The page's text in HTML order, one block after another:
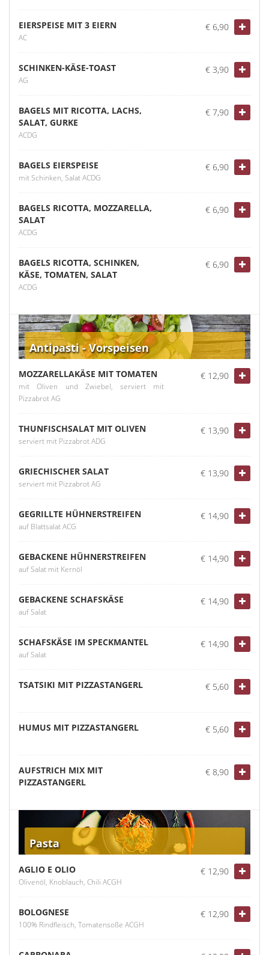
EIERSPEISE MIT 3 EIERN
AC
€ 6,90
SCHINKEN-KÄSE-TOAST
AG
€ 3,90
BAGELS MIT RICOTTA, LACHS,
SALAT, GURKE
ACDG
€ 7,90
BAGELS EIERSPEISE
mit Schinken, Salat ACDG
€ 6,90
BAGELS RICOTTA, MOZZARELLA,
SALAT
ACDG
€ 6,90
BAGELS RICOTTA, SCHINKEN,
KÄSE, TOMATEN, SALAT
ACDG
€ 6,90
Antipasti - Vorspeisen
MOZZARELLAKÄSE MIT TOMATEN
mit Oliven und Zwiebel, serviert mit
Pizzabrot AG
€ 12,90
THUNFISCHSALAT MIT OLIVEN
serviert mit Pizzabrot ADG
€ 13,90
GRIECHISCHER SALAT
serviert mit Pizzabrot AG
€ 13,90
GEGRILLTE HÜHNERSTREIFEN
auf Blattsalat ACG
€ 14,90
GEBACKENE HÜHNERSTREIFEN
auf Salat mit Kernöl
€ 14,90
GEBACKENE SCHAFSKÄSE
auf Salat
€ 14,90
SCHAFSKÄSE IM SPECKMANTEL
auf Salat
€ 14,90
TSATSIKI MIT PIZZASTANGERL € 5,60
HUMUS MIT PIZZASTANGERL € 5,60
AUFSTRICH MIX MIT
PIZZASTANGERL
€ 8,90
Pasta
AGLIO E OLIO
Olivenöl, Knoblauch, Chili ACGH
€ 12,90
BOLOGNESE
100% Rindfleisch, Tomatensoße ACGH
€ 12,90